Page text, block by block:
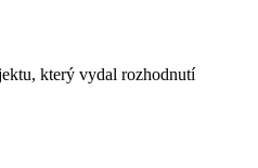
který vydal rozhodnutí